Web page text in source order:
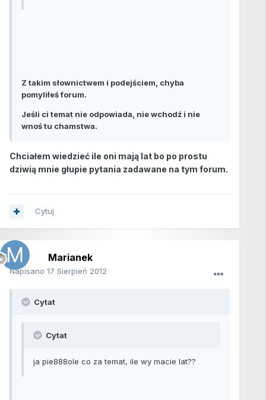
Z takim słownictwem i podejściem, chyba
pomyliłeś forum.
Jeśli ci temat nie odpowiada, nie wchodź i nie
wnoś tu chamstwa.
Chciałem wiedzieć ile oni mają lat bo po prostu
dziwią mnie głupie pytania zadawane na tym forum.
Cytuj
Marianek
Napisano 17 Sierpień 2012
Cytat
Cytat
ja pie888ole co za temat, ile wy macie lat??